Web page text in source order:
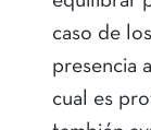
caso de
presencia
cual es